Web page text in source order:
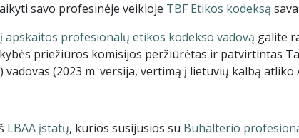
savo profesinėje veikloje TBF Etikos kodeksą
profesionalų etikos kodekso vadovą galite
priežiūros komisijos peržiūrėtas ir patvirtintas
vadovas (2023 m. versija, vertimą į lietuvių kalbą atliko
LBAA įstatų, kurios susijusios su Buhalterio